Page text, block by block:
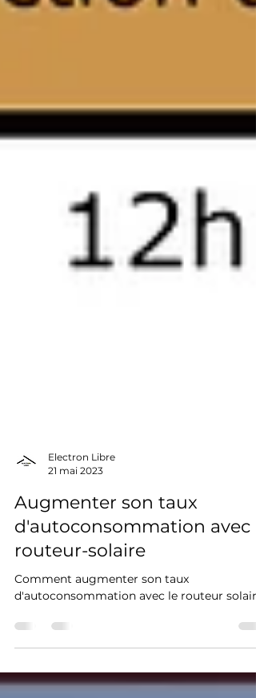
21 mai 2023
Augmenter son taux
d'autoconsommation avec
routeur-solaire
d'autoconsommation avec le routeur solaire